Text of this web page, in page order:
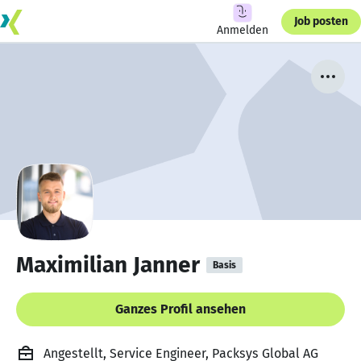
Anmelden
Job posten
Maximilian Janner Basis
Ganzes Profil ansehen
Angestellt, Service Engineer, Packsys Global AG